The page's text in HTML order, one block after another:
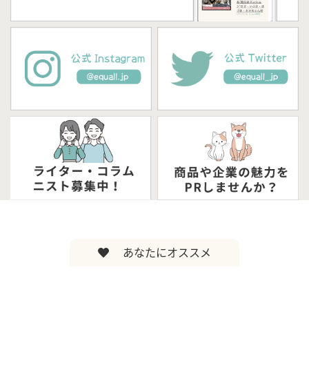
あなたにオススメ